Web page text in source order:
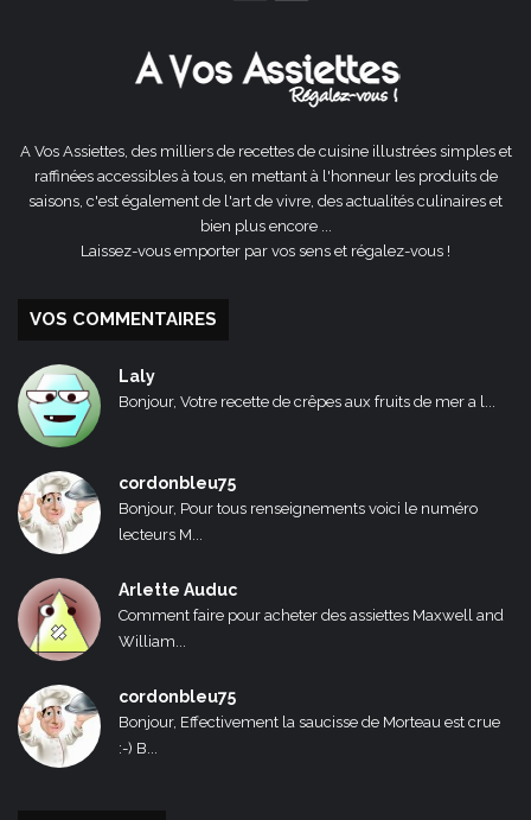
A Vos Assiettes, des milliers de recettes de cuisine illustrées simples et
raffinées accessibles à tous, en mettant à l'honneur les produits de
saisons, c'est également de l'art de vivre, des actualités culinaires et
bien plus encore ...
Laissez-vous emporter par vos sens et régalez-vous !
VOS COMMENTAIRES
Laly
Bonjour, Votre recette de crêpes aux fruits de mer a l...
cordonbleu75
Bonjour, Pour tous renseignements voici le numéro
lecteurs M...
Arlette Auduc
Comment faire pour acheter des assiettes Maxwell and
William...
cordonbleu75
Bonjour, Effectivement la saucisse de Morteau est crue
:-) B...